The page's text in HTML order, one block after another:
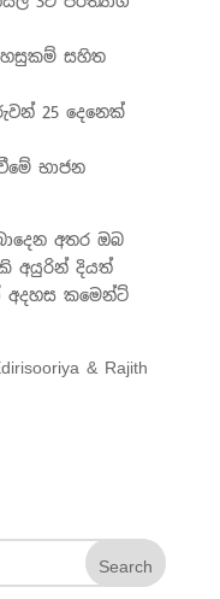
සහිත
25 දෙනෙක්
භාජන
අතර ඔබ
අයුරින් දියත්
අදහස කමෙන්ට්
& Rajith